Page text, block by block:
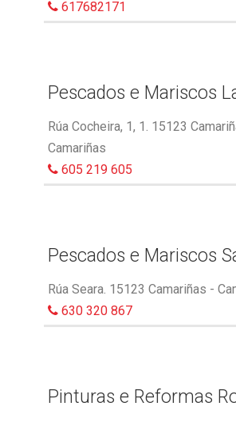
617682171
Pescados e Mariscos
Rúa Cocheira, 1, 1. 15123
Camariñas
605 219 605
Pescados e Mariscos
Rúa Seara. 15123 Camariñas -
630 320 867
Pinturas e Reformas